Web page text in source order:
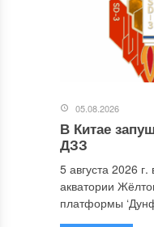
05.08.2026
В Китае
ДЗЗ
5 августа 2026
акватории
платформы